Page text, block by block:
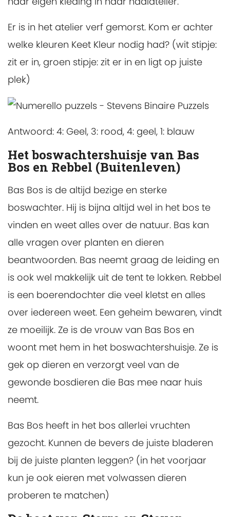
Er is in het atelier verf gemorst. Kom er achter
welke kleuren Keet Kleur nodig had? (wit stipje:
zit er in, groen stipje: zit er in en ligt op juiste
plek)
Antwoord: 4: Geel, 3: rood, 4: geel, 1: blauw
Het boswachtershuisje van Bas
Bos en Rebbel (Buitenleven)
Bas Bos is de altijd bezige en sterke
boswachter. Hij is bijna altijd wel in het bos te
vinden en weet alles over de natuur. Bas kan
alle vragen over planten en dieren
beantwoorden. Bas neemt graag de leiding en
is ook wel makkelijk uit de tent te lokken. Rebbel
is een boerendochter die veel kletst en alles
over iedereen weet. Een geheim bewaren, vindt
ze moeilijk. Ze is de vrouw van Bas Bos en
woont met hem in het boswachtershuisje. Ze is
gek op dieren en verzorgt veel van de
gewonde bosdieren die Bas mee naar huis
neemt.
Bas Bos heeft in het bos allerlei vruchten
gezocht. Kunnen de bevers de juiste bladeren
bij de juiste planten leggen? (in het voorjaar
kun je ook eieren met volwassen dieren
proberen te matchen)